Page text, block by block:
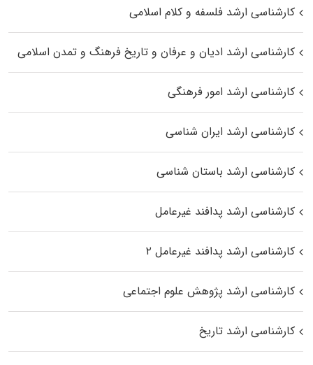
کارشناسی ارشد فلسفه و کلام اسلامی
کارشناسی ارشد ادیان و عرفان و تاریخ فرهنگ و تمدن اسلامی
کارشناسی ارشد امور فرهنگی
کارشناسی ارشد ایران شناسی
کارشناسی ارشد باستان شناسی
کارشناسی ارشد پدافند غیرعامل
کارشناسی ارشد پدافند غیرعامل ۲
کارشناسی ارشد پژوهش علوم اجتماعی
کارشناسی ارشد تاریخ